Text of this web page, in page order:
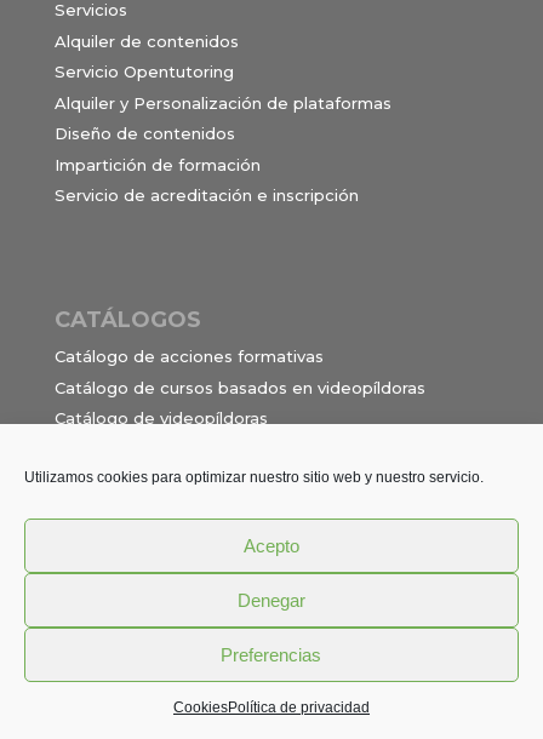
Utilizamos cookies para optimizar nuestro sitio web y nuestro servicio.
Acepto
Denegar
Preferencias
CookiesPolítica de privacidad
Servicios
Alquiler de contenidos
Servicio Opentutoring
Alquiler y Personalización de plataformas
Diseño de contenidos
Impartición de formación
Servicio de acreditación e inscripción
CATÁLOGOS
Catálogo de acciones formativas
Catálogo de cursos basados en videopíldoras
Catálogo de videopíldoras
formación en alternancia
Política de privacidad
Términos y Condiciones
Aviso Legal
Cookies
© DRED - Diseño de Recursos Educativos S.L.